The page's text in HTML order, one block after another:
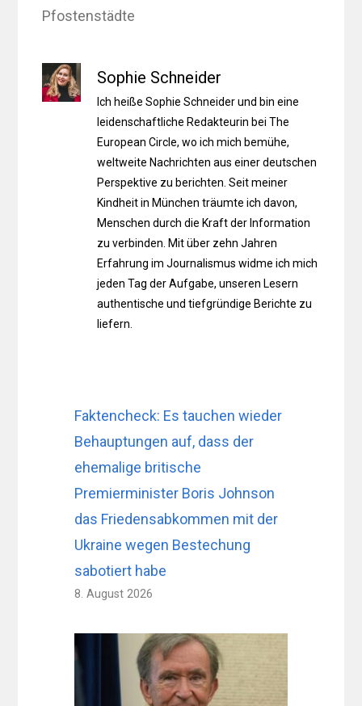
Pfostenstädte
Sophie Schneider
Ich heiße Sophie Schneider und bin eine
leidenschaftliche Redakteurin bei The
European Circle, wo ich mich bemühe,
weltweite Nachrichten aus einer deutschen
Perspektive zu berichten. Seit meiner
Kindheit in München träumte ich davon,
Menschen durch die Kraft der Information
zu verbinden. Mit über zehn Jahren
Erfahrung im Journalismus widme ich mich
jeden Tag der Aufgabe, unseren Lesern
authentische und tiefgründige Berichte zu
liefern.
Faktencheck: Es tauchen wieder
Behauptungen auf, dass der
ehemalige britische
Premierminister Boris Johnson
das Friedensabkommen mit der
Ukraine wegen Bestechung
sabotiert habe
8. August 2026